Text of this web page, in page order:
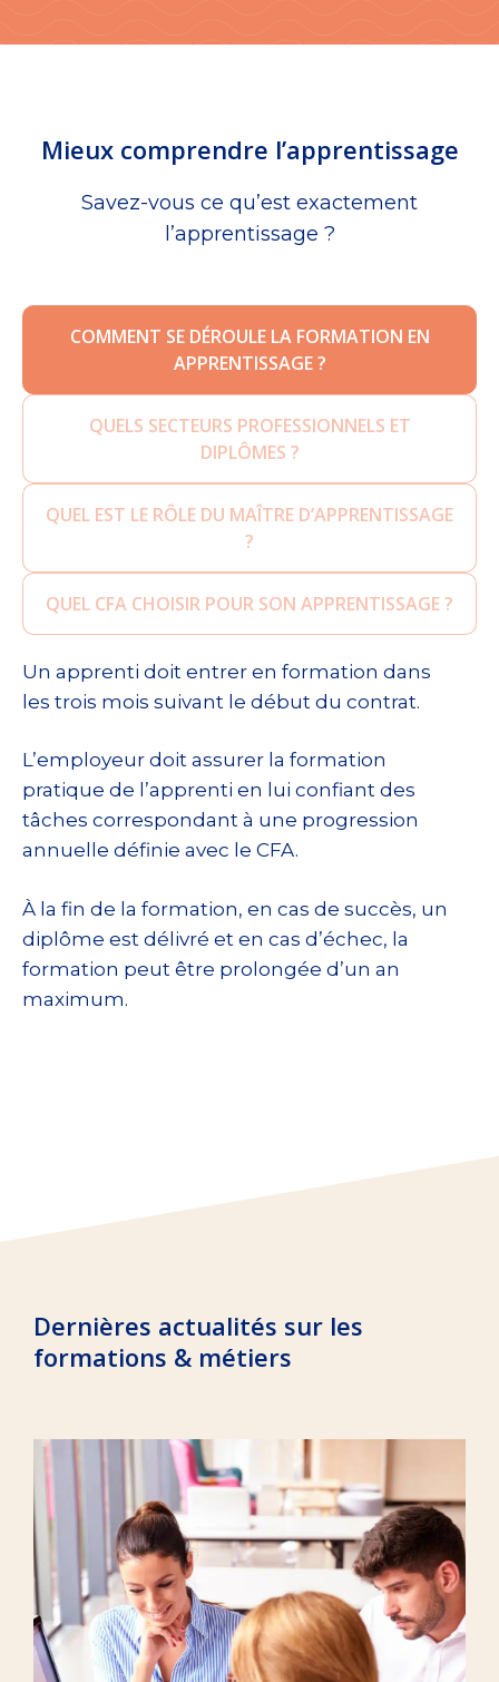
Mieux comprendre l’apprentissage
Savez-vous ce qu’est exactement
l’apprentissage ?
COMMENT SE DÉROULE LA FORMATION EN
APPRENTISSAGE ?
QUELS SECTEURS PROFESSIONNELS ET
DIPLÔMES ?
QUEL EST LE RÔLE DU MAÎTRE D’APPRENTISSAGE
?
QUEL CFA CHOISIR POUR SON APPRENTISSAGE ?
Un apprenti doit entrer en formation dans
les trois mois suivant le début du contrat.
L’employeur doit assurer la formation
pratique de l’apprenti en lui confiant des
tâches correspondant à une progression
annuelle définie avec le CFA.
À la fin de la formation, en cas de succès, un
diplôme est délivré et en cas d’échec, la
formation peut être prolongée d’un an
maximum.
Dernières actualités sur les
formations & métiers